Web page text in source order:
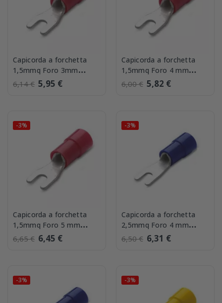
Capicorda a forchetta
1,5mmq Foro 3mm
confezione 100 BMM
6,14 € 5,95 €
Capicorda a forchetta
1,5mmq Foro 4 mm
confezione 100 BMM
6,00 € 5,82 €
-3%
Capicorda a forchetta
1,5mmq Foro 5 mm
confezione 100 BMM
00126
6,65 € 6,45 €
-3%
Capicorda a forchetta
2,5mmq Foro 4 mm
confezione 100 BMM
00220
6,50 € 6,31 €
-3% -3%